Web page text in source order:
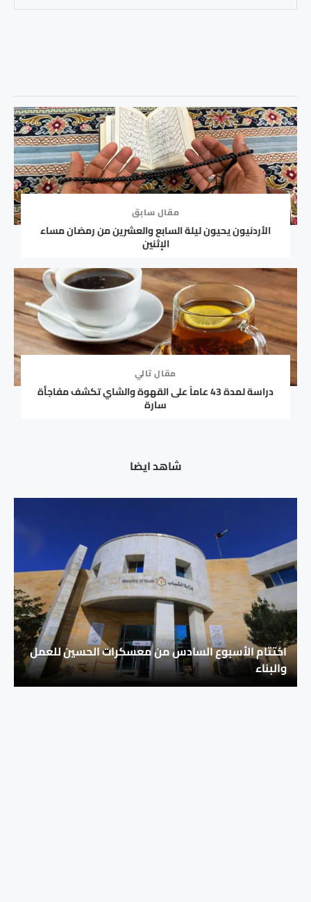
مقال سابق
الأردنيون يحيون ليلة السابع والعشرين من رمضان مساء
الإثنين
مقال تالي
دراسة لمدة 43 عاماً على القهوة والشاي تكشف مفاجأة
سارة
شاهد ايضا
اختتام الأسبوع السادس من معسكرات الحسين للعمل
والبناء